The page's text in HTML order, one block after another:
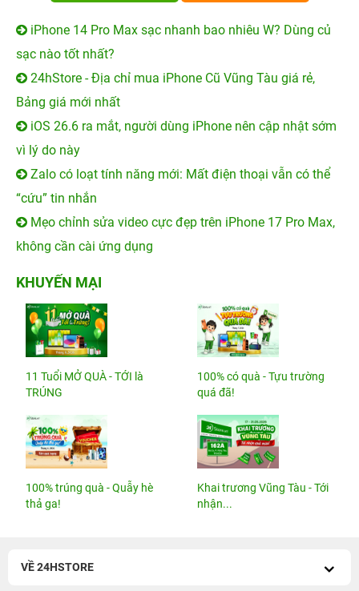
iPhone 14 Pro Max sạc nhanh bao nhiêu W? Dùng củ
sạc nào tốt nhất?
24hStore - Địa chỉ mua iPhone Cũ Vũng Tàu giá rẻ,
Bảng giá mới nhất
iOS 26.6 ra mắt, người dùng iPhone nên cập nhật sớm
vì lý do này
Zalo có loạt tính năng mới: Mất điện thoại vẫn có thể
“cứu” tin nhắn
Mẹo chỉnh sửa video cực đẹp trên iPhone 17 Pro Max,
không cần cài ứng dụng
KHUYẾN MẠI
11 Tuổi MỞ QUÀ - TỚI là
TRÚNG
100% có quà - Tựu trường
quá đã!
100% trúng quà - Quẫy hè
thả ga!
Khai trương Vũng Tàu - Tới
nhận...
VỀ 24HSTORE